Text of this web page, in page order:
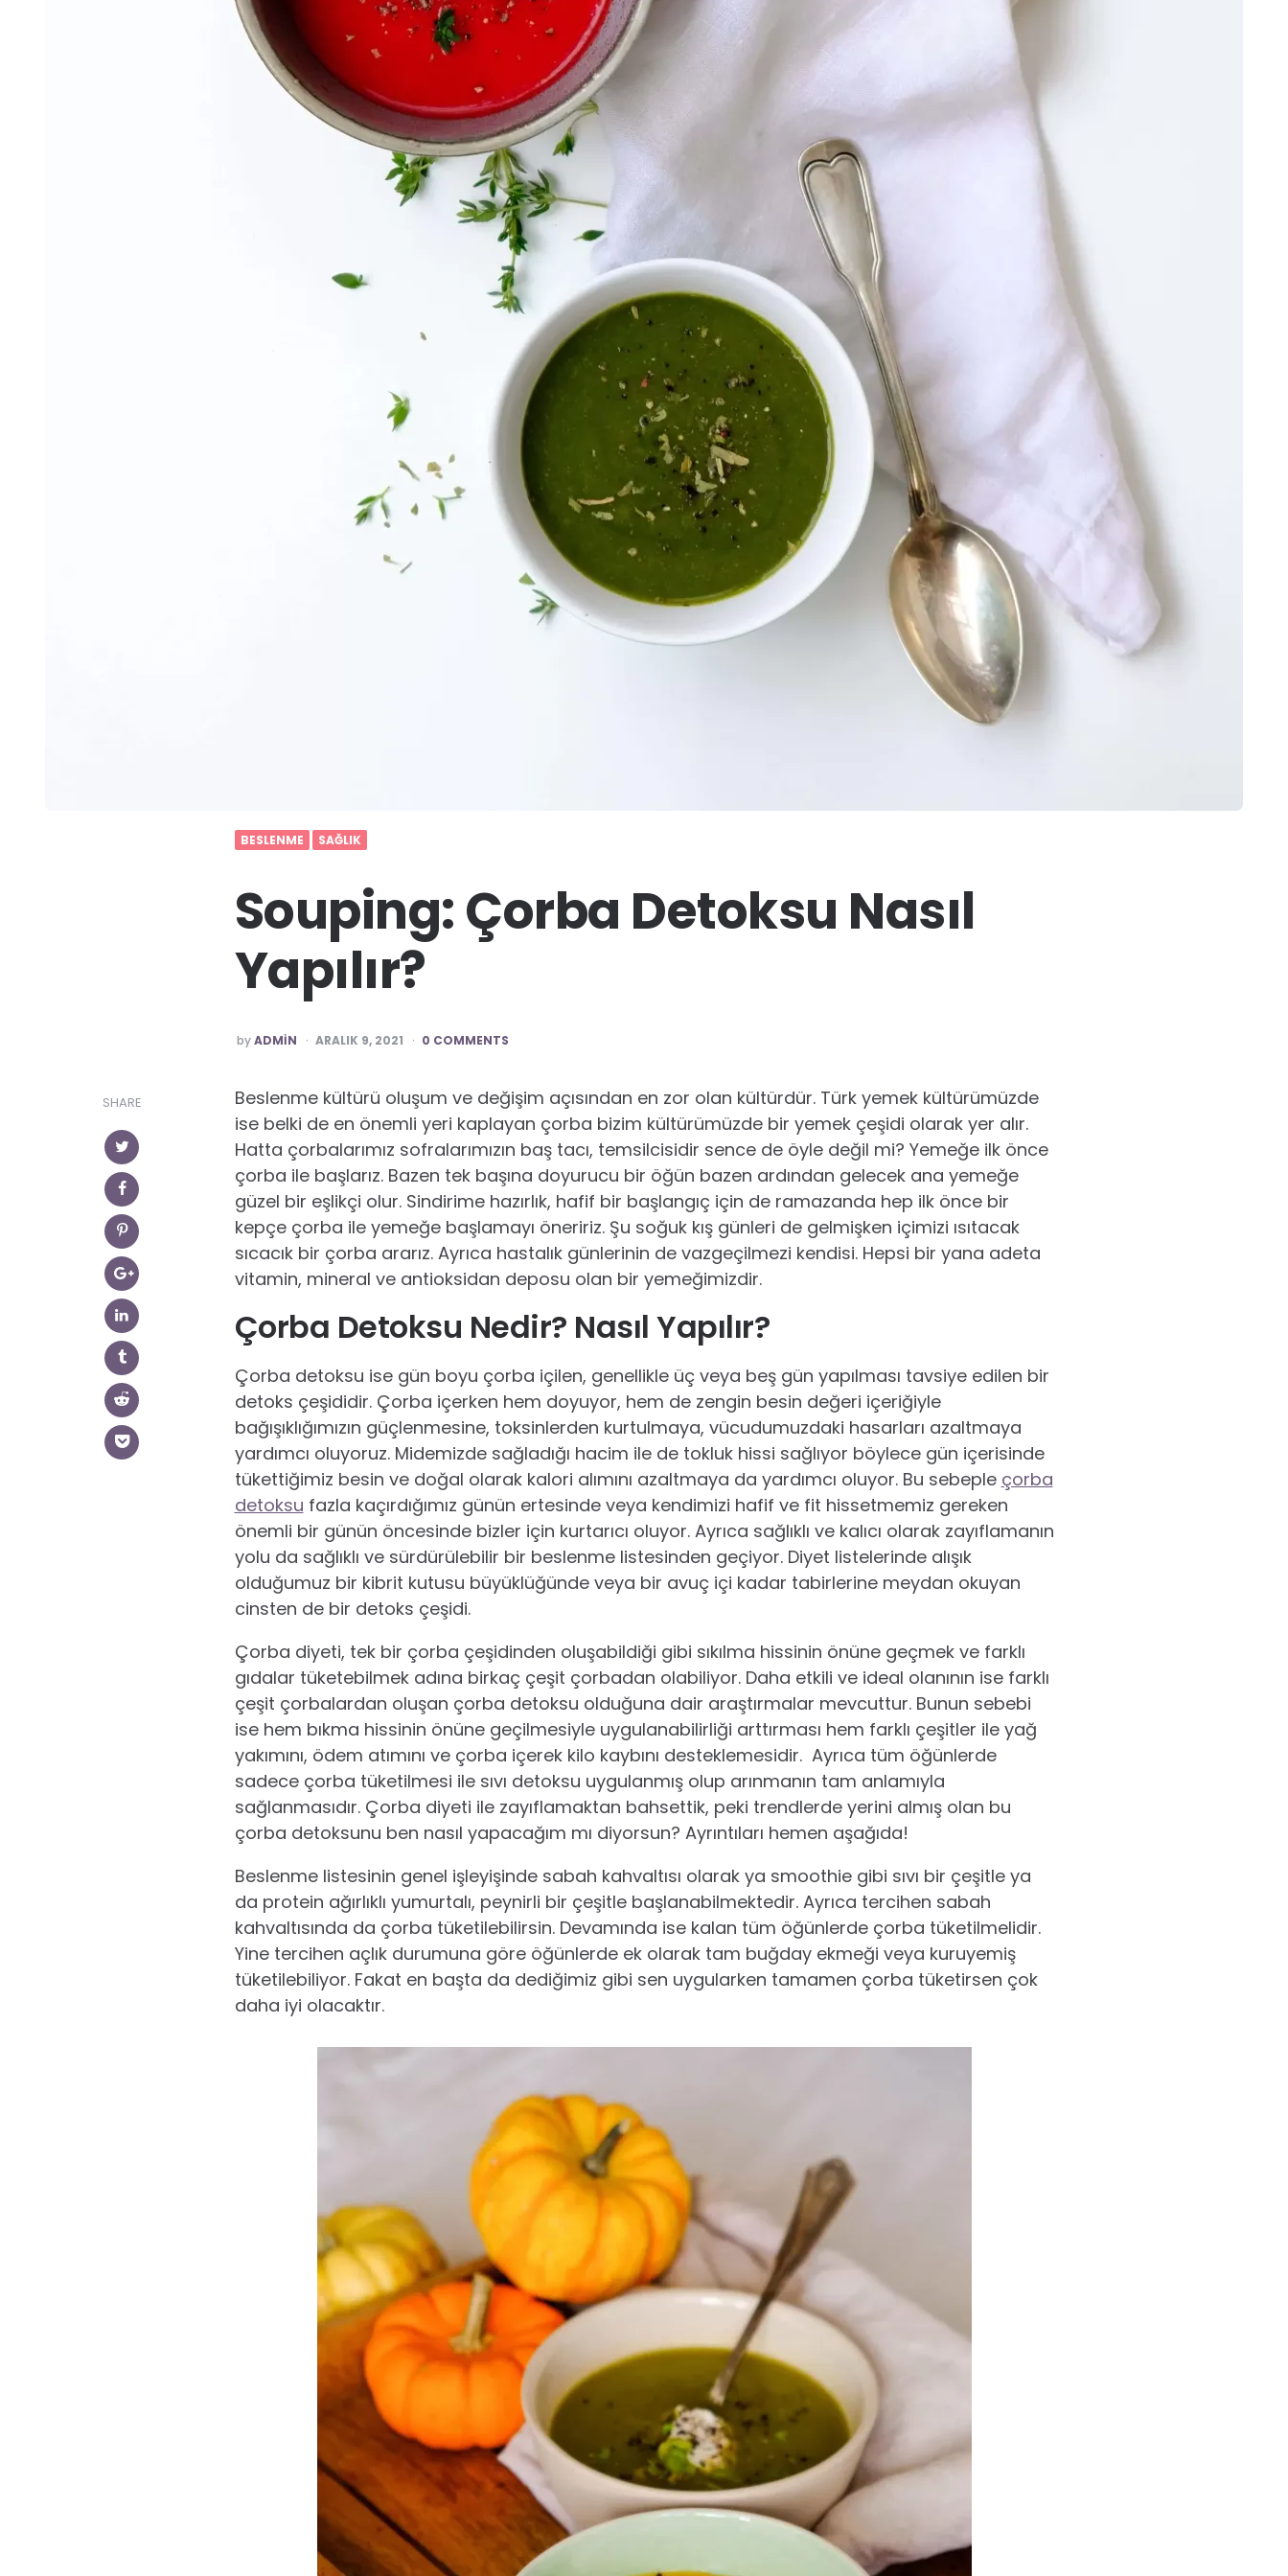
BESLENME SAĞLIK
Souping: Çorba Detoksu Nasıl
Yapılır?
POSTED
by ADMIN ARALIK 9, 2021 0 COMMENTS
SHARE
Beslenme kültürü oluşum ve değişim açısından en zor olan kültürdür. Türk yemek kültürümüzde
ise belki de en önemli yeri kaplayan çorba bizim kültürümüzde bir yemek çeşidi olarak yer alır.
Hatta çorbalarımız sofralarımızın baş tacı, temsilcisidir sence de öyle değil mi? Yemeğe ilk önce
çorba ile başlarız. Bazen tek başına doyurucu bir öğün bazen ardından gelecek ana yemeğe
güzel bir eşlikçi olur. Sindirime hazırlık, hafif bir başlangıç için de ramazanda hep ilk önce bir
kepçe çorba ile yemeğe başlamayı öneririz. Şu soğuk kış günleri de gelmişken içimizi ısıtacak
sıcacık bir çorba ararız. Ayrıca hastalık günlerinin de vazgeçilmezi kendisi. Hepsi bir yana adeta
vitamin, mineral ve antioksidan deposu olan bir yemeğimizdir.
Çorba Detoksu Nedir? Nasıl Yapılır?
Çorba detoksu ise gün boyu çorba içilen, genellikle üç veya beş gün yapılması tavsiye edilen bir
detoks çeşididir. Çorba içerken hem doyuyor, hem de zengin besin değeri içeriğiyle
bağışıklığımızın güçlenmesine, toksinlerden kurtulmaya, vücudumuzdaki hasarları azaltmaya
yardımcı oluyoruz. Midemizde sağladığı hacim ile de tokluk hissi sağlıyor böylece gün içerisinde
tükettiğimiz besin ve doğal olarak kalori alımını azaltmaya da yardımcı oluyor. Bu sebeple çorba
detoksu fazla kaçırdığımız günün ertesinde veya kendimizi hafif ve fit hissetmemiz gereken
önemli bir günün öncesinde bizler için kurtarıcı oluyor. Ayrıca sağlıklı ve kalıcı olarak zayıflamanın
yolu da sağlıklı ve sürdürülebilir bir beslenme listesinden geçiyor. Diyet listelerinde alışık
olduğumuz bir kibrit kutusu büyüklüğünde veya bir avuç içi kadar tabirlerine meydan okuyan
cinsten de bir detoks çeşidi.
Çorba diyeti, tek bir çorba çeşidinden oluşabildiği gibi sıkılma hissinin önüne geçmek ve farklı
gıdalar tüketebilmek adına birkaç çeşit çorbadan olabiliyor. Daha etkili ve ideal olanının ise farklı
çeşit çorbalardan oluşan çorba detoksu olduğuna dair araştırmalar mevcuttur. Bunun sebebi
ise hem bıkma hissinin önüne geçilmesiyle uygulanabilirliği arttırması hem farklı çeşitler ile yağ
yakımını, ödem atımını ve çorba içerek kilo kaybını desteklemesidir. Ayrıca tüm öğünlerde
sadece çorba tüketilmesi ile sıvı detoksu uygulanmış olup arınmanın tam anlamıyla
sağlanmasıdır. Çorba diyeti ile zayıflamaktan bahsettik, peki trendlerde yerini almış olan bu
çorba detoksunu ben nasıl yapacağım mı diyorsun? Ayrıntıları hemen aşağıda!
Beslenme listesinin genel işleyişinde sabah kahvaltısı olarak ya smoothie gibi sıvı bir çeşitle ya
da protein ağırlıklı yumurtalı, peynirli bir çeşitle başlanabilmektedir. Ayrıca tercihen sabah
kahvaltısında da çorba tüketilebilirsin. Devamında ise kalan tüm öğünlerde çorba tüketilmelidir.
Yine tercihen açlık durumuna göre öğünlerde ek olarak tam buğday ekmeği veya kuruyemiş
tüketilebiliyor. Fakat en başta da dediğimiz gibi sen uygularken tamamen çorba tüketirsen çok
daha iyi olacaktır.